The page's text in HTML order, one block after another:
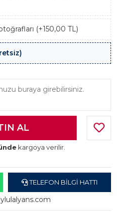
(+150,00 TL)
kargoya verilir.
TELEFON BILGI HATTI